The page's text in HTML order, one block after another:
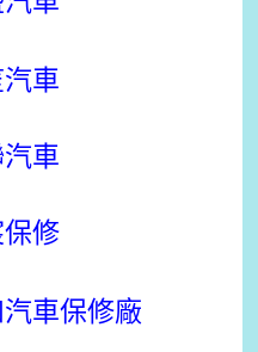
車
車
修
車保修廠